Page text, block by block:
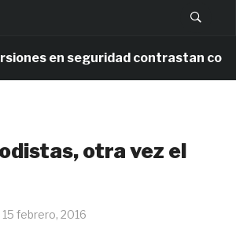
en seguridad contrastan con la
otra vez el
15 febrero, 2016